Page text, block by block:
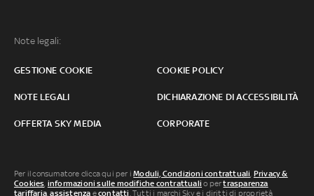
Note legali:
GESTIONE COOKIE COOKIE POLICY
NOTE LEGALI DICHIARAZIONE DI ACCESSIBILITÀ
OFFERTA SKY MEDIA CORPORATE
Per il consumatore clicca qui per iModuli, Condizioni contrattuali, Privacy &
Cookies, informazioni sulle modifiche contrattuali o pertrasparenza
tariffaria,assistenza econtatti. Tutti i marchi Sky e i diritti di proprietà